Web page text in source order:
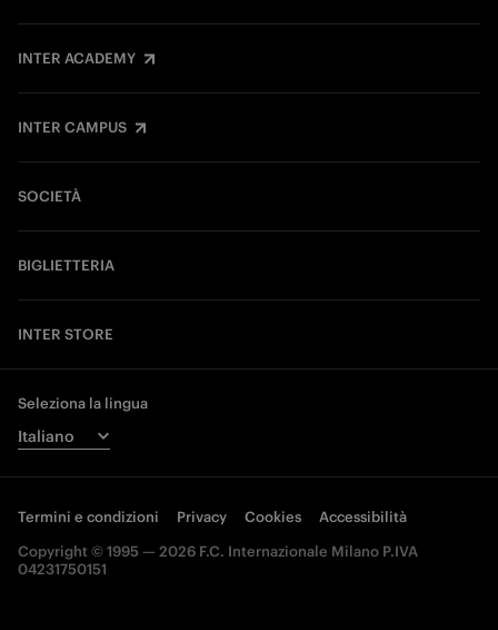
INTER ACADEMY
INTER CAMPUS
SOCIETÀ
BIGLIETTERIA
INTER STORE
Seleziona la lingua
Termini e condizioni Privacy Cookies
Accessibilità
Copyright © 1995 — 2026 F.C. Internazionale Milano P.IVA
04231750151